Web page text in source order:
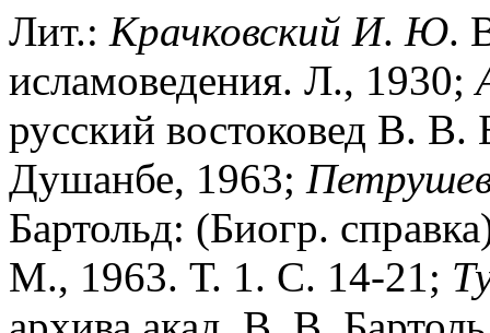
Лит.: Крачковский И. Ю.
исламоведения. Л., 1930;
русский востоковед В. В.
Душанбе, 1963;
Бартольд: (Биогр.
М., 1963. Т. 1. С. 14-21;